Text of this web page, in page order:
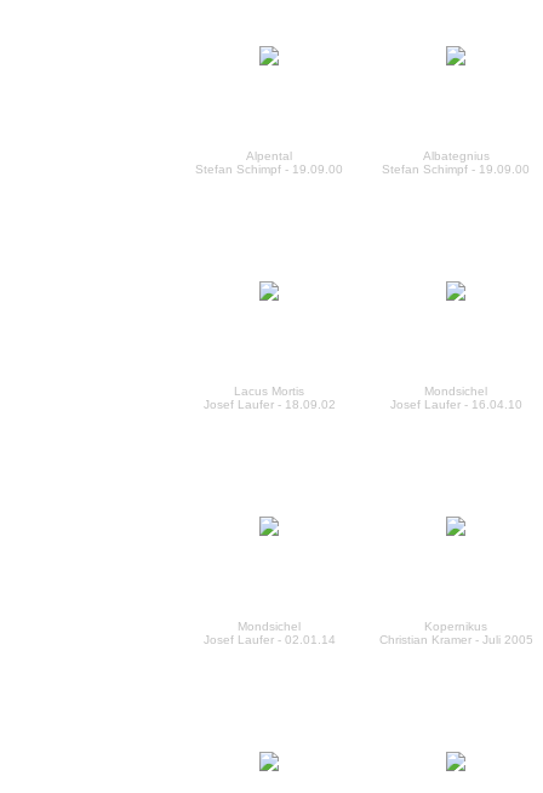
Alpental
Stefan Schimpf - 19.09.00
Albategnius
Stefan Schimpf - 19.09.00
Lacus Mortis
Josef Laufer - 18.09.02
Mondsichel
Josef Laufer - 16.04.10
Mondsichel
Josef Laufer - 02.01.14
Kopernikus
Christian Kramer - Juli 2005